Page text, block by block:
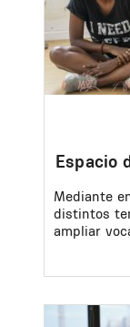
Espacio
Mediante
distintos
ampliar